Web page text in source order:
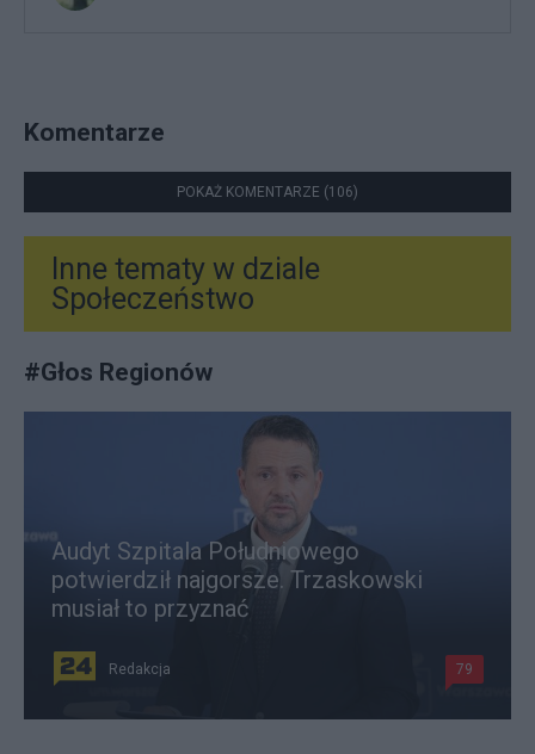
Komentarze
POKAŻ KOMENTARZE (106)
Inne tematy w dziale
Społeczeństwo
#Głos Regionów
Audyt Szpitala Południowego
potwierdził najgorsze. Trzaskowski
musiał to przyznać
Redakcja 79